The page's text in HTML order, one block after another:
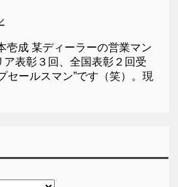
壱成 某ディーラーの営業マン
ア表彰３回、全国表彰２回受
セールスマン”です（笑）。現